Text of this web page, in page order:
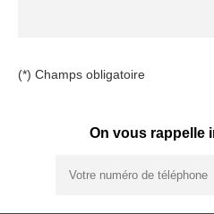
(*) Champs obligatoire
On vous rappelle